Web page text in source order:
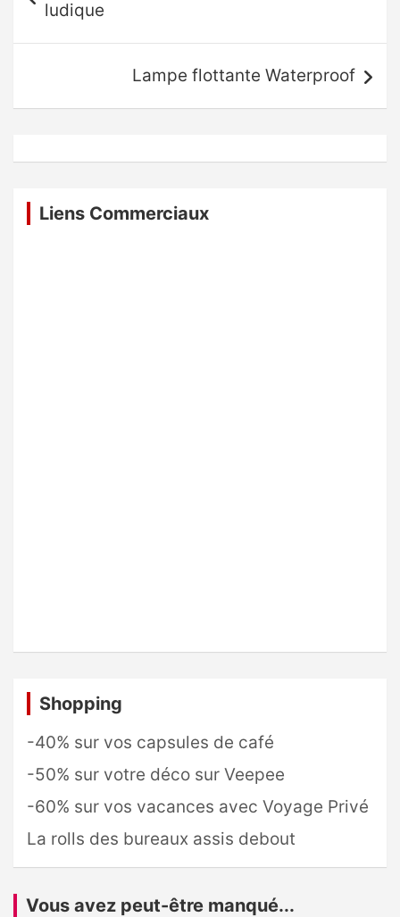
l’article
ludique
Lampe flottante Waterproof
Liens Commerciaux
Shopping
-40% sur vos capsules de café
-50% sur votre déco sur Veepee
-60% sur vos vacances avec Voyage Privé
La rolls des bureaux assis debout
Vous avez peut-être manqué...